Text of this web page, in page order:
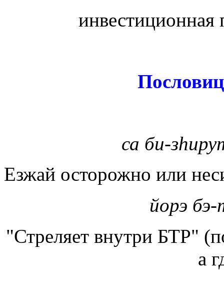
са би-
Езжай осторожно или
йорэ
"Стреляет внутри БТР"
а